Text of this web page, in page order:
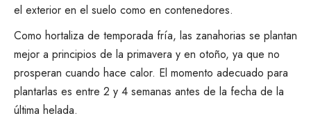
el exterior en el suelo como en contenedores.
Como hortaliza de temporada fría, las zanahorias se plantan
mejor a principios de la primavera y en otoño, ya que no
prosperan cuando hace calor. El momento adecuado para
plantarlas es entre 2 y 4 semanas antes de la fecha de la
última helada.